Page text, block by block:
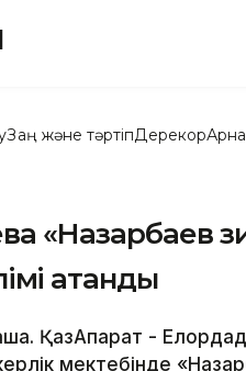
Заң және тәртіпДерекқор
«Назарбаев
атанды
ҚазАқпарат -
мектебінде